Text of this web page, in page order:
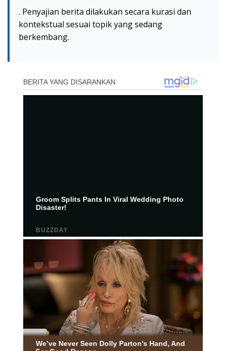
. Penyajian berita dilakukan secara kurasi dan
kontekstual sesuai topik yang sedang
berkembang.